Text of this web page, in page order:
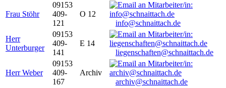
Frau Stöhr
09153
409-
121
O 12
info@schnaittach.de
Herr
Unterburger
09153
409-
141
E 14
liegenschaften@schnaittach.de
Herr Weber
09153
409-
167
Archiv
archiv@schnaittach.de